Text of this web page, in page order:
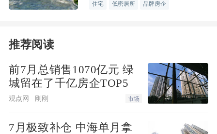
住宅 低密居所 品牌房企
推荐阅读
前7月总销售1070亿元 绿
城留在了千亿房企TOP5
观点网 刚刚 市场
7月极致补仓 中海单月拿